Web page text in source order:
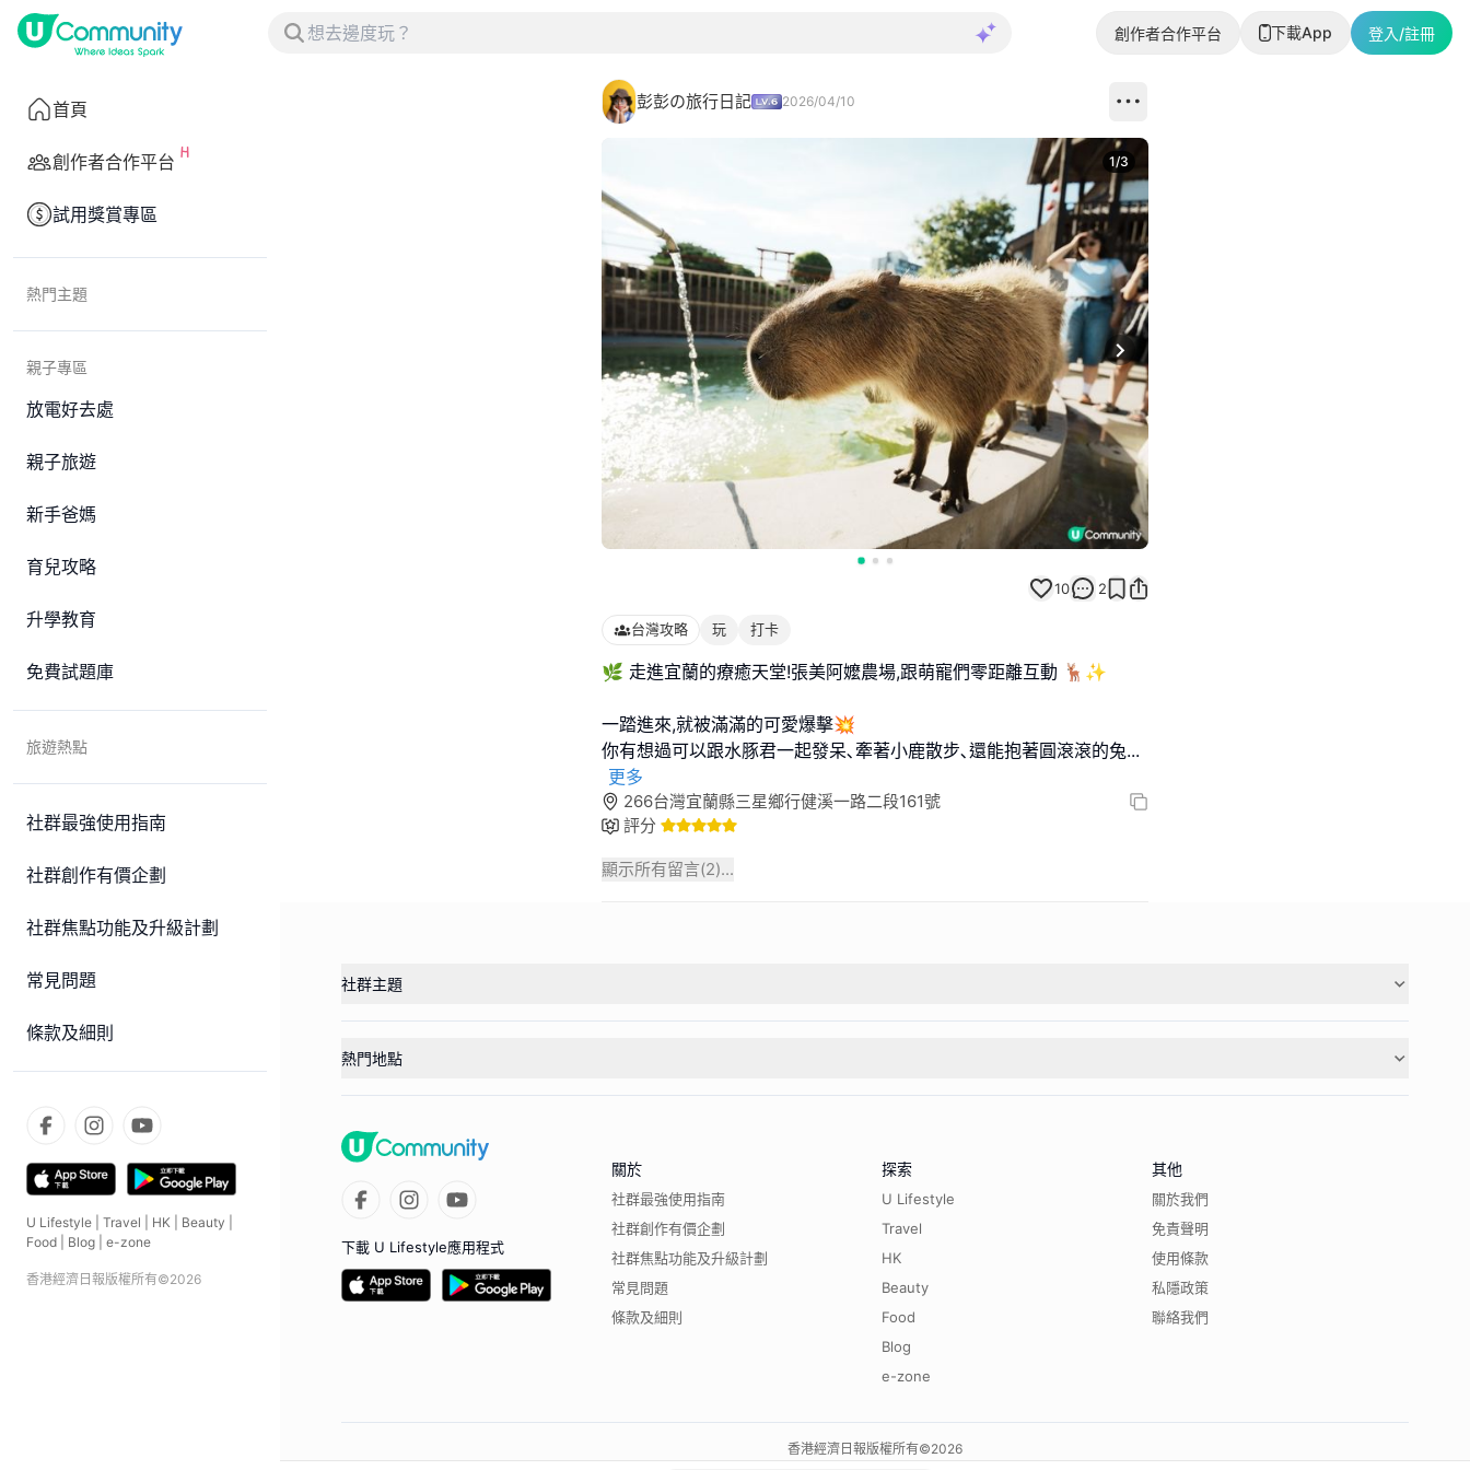
創作者合作平台 下載App 登入/註冊
首頁
創作者合作平台
試用獎賞專區
熱門主題
親子專區
放電好去處
親子旅遊
新手爸媽
育兒攻略
升學教育
免費試題庫
旅遊熱點
社群最強使用指南
社群創作有價企劃
社群焦點功能及升級計劃
常見問題
條款及細則
U Lifestyle Travel HK Beauty
Food
Blog e-zone
香港經濟日報版權所有©2026
彭彭の旅行日記 2026/04/10
Next slide
1/3
10 2
台灣攻略 玩 打卡
🌿 走進宜蘭的療癒天堂!張美阿嬤農場,跟萌寵們零距離互動 🦌✨
一踏進來,就被滿滿的可愛爆擊💥
你有想過可以跟水豚君一起發呆､牽著小鹿散步､還能抱著圓滾滾的兔...
更多
266台灣宜蘭縣三星鄉行健溪一路二段161號
評分
顯示所有留言(2)...
社群主題
熱門地點
下載 U Lifestyle應用程式
關於
社群最強使用指南
社群創作有價企劃
社群焦點功能及升級計劃
常見問題
條款及細則
探索
U Lifestyle
Travel
HK
Beauty
Food
Blog
e-zone
其他
關於我們
免責聲明
使用條款
私隱政策
聯絡我們
香港經濟日報版權所有©2026